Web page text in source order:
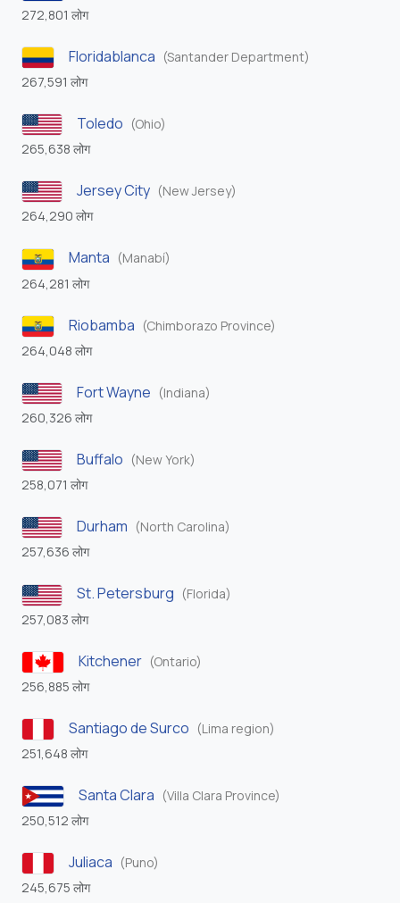
272,801 लोग
Floridablanca (Santander Department)
267,591 लोग
Toledo (Ohio)
265,638 लोग
Jersey City (New Jersey)
264,290 लोग
Manta (Manabí)
264,281 लोग
Riobamba (Chimborazo Province)
264,048 लोग
Fort Wayne (Indiana)
260,326 लोग
Buffalo (New York)
258,071 लोग
Durham (North Carolina)
257,636 लोग
St. Petersburg (Florida)
257,083 लोग
Kitchener (Ontario)
256,885 लोग
Santiago de Surco (Lima region)
251,648 लोग
Santa Clara (Villa Clara Province)
250,512 लोग
Juliaca (Puno)
245,675 लोग